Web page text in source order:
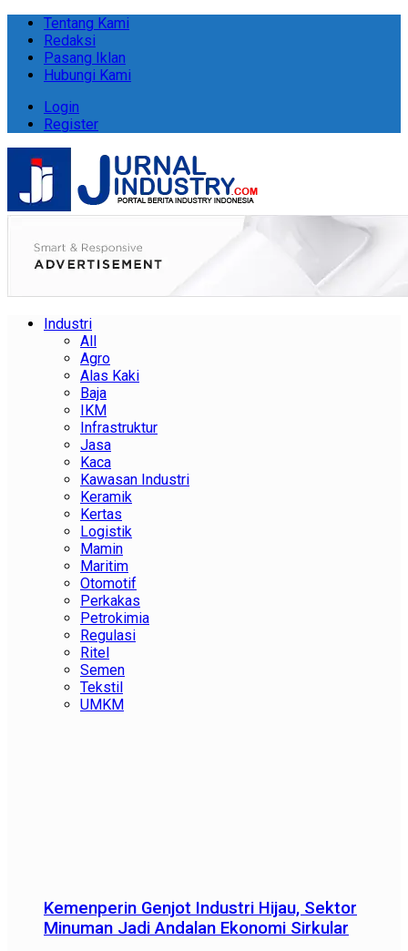
Tentang Kami
Redaksi
Pasang Iklan
Hubungi Kami
Login
Register
Industri
All
Agro
Alas Kaki
Baja
IKM
Infrastruktur
Jasa
Kaca
Kawasan Industri
Keramik
Kertas
Logistik
Mamin
Maritim
Otomotif
Perkakas
Petrokimia
Regulasi
Ritel
Semen
Tekstil
UMKM
Kemenperin Genjot Industri Hijau, Sektor
Minuman Jadi Andalan Ekonomi Sirkular